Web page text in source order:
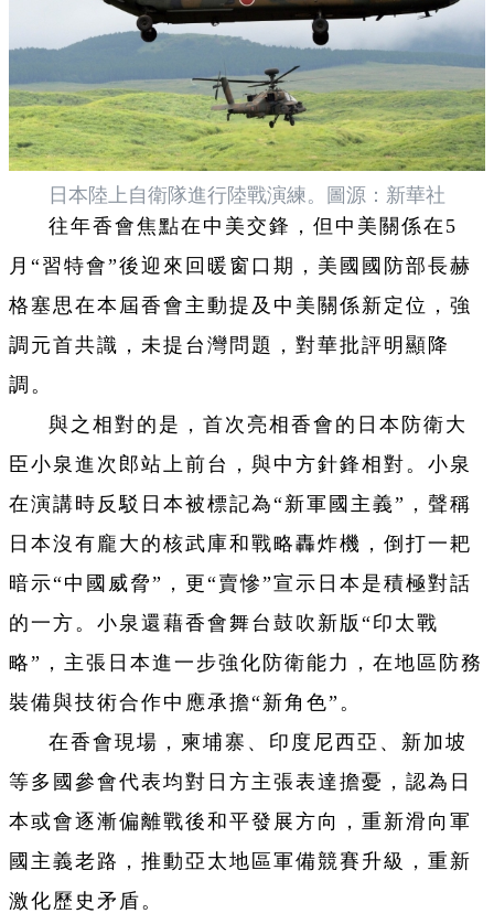
日本陸上自衛隊進行陸戰演練。圖源：新華社
往年香會焦點在中美交鋒，但中美關係在5
月“習特會”後迎來回暖窗口期，美國國防部長赫
格塞思在本屆香會主動提及中美關係新定位，強
調元首共識，未提台灣問題，對華批評明顯降
調。
與之相對的是，首次亮相香會的日本防衛大
臣小泉進次郎站上前台，與中方針鋒相對。小泉
在演講時反駁日本被標記為“新軍國主義”，聲稱
日本沒有龐大的核武庫和戰略轟炸機，倒打一耙
暗示“中國威脅”，更“賣慘”宣示日本是積極對話
的一方。小泉還藉香會舞台鼓吹新版“印太戰
略”，主張日本進一步強化防衛能力，在地區防務
裝備與技術合作中應承擔“新角色”。
在香會現場，柬埔寨、印度尼西亞、新加坡
等多國參會代表均對日方主張表達擔憂，認為日
本或會逐漸偏離戰後和平發展方向，重新滑向軍
國主義老路，推動亞太地區軍備競賽升級，重新
激化歷史矛盾。